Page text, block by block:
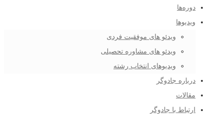
دوره‌ها
ویدیوها
ویدئو های موفقیت فردی
ویدئو های مشاوره تحصیلی
ویدیوهای انتخاب رشته
درباره جادوگر
مقالات
ارتباط با جادوگر